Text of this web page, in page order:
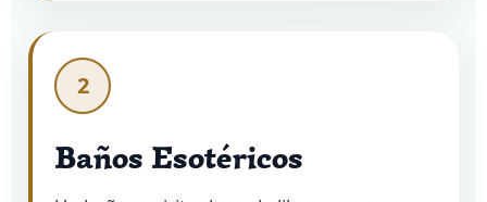
2
Baños Esotéricos